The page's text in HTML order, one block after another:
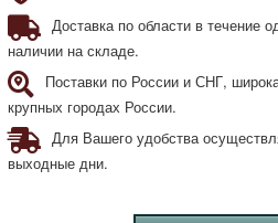
Доставка по области в течение
наличии на складе.
Поставки по России и СНГ,
крупных городах России.
Для Вашего удобства
выходные дни.